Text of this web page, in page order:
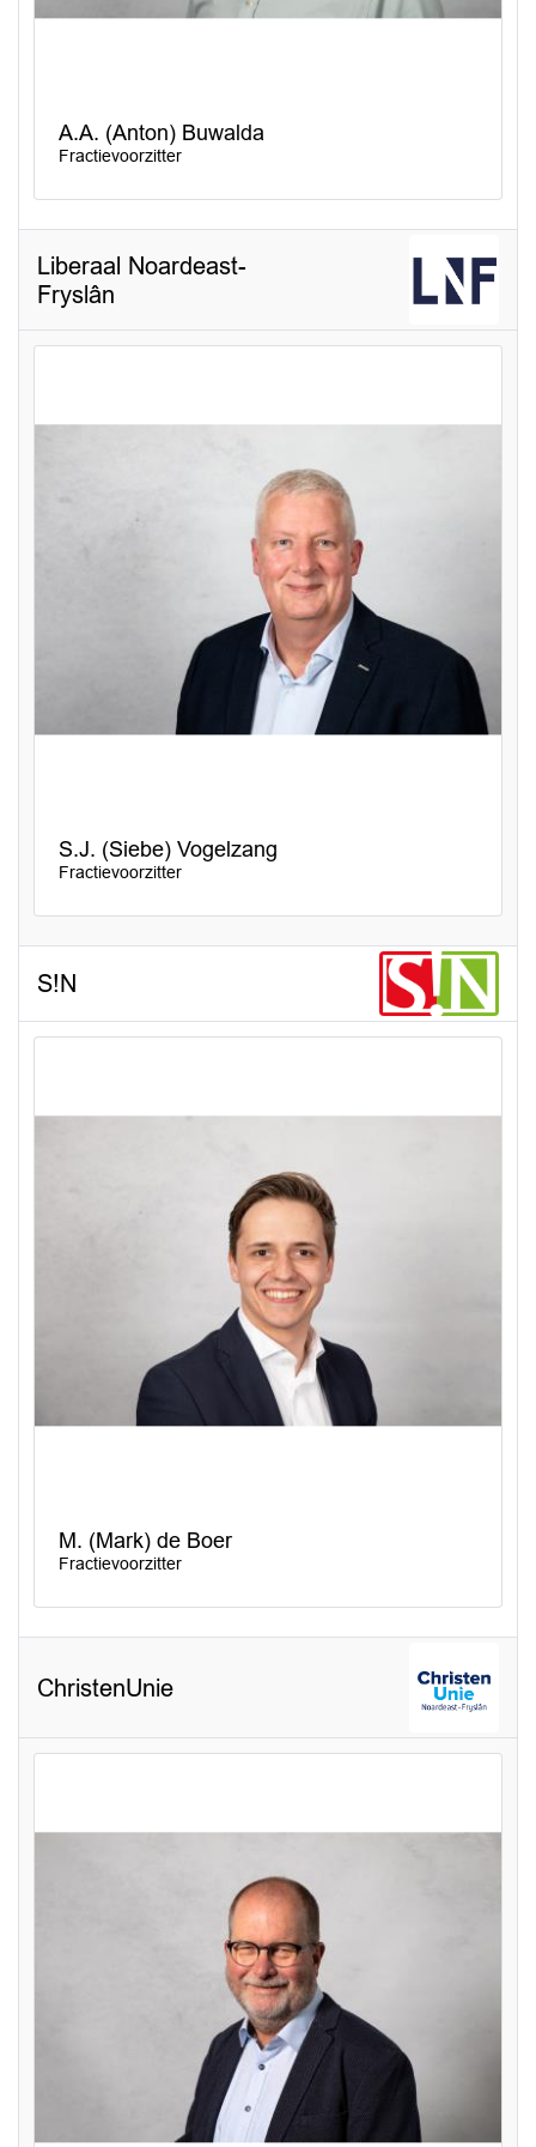
A.A. (Anton) Buwalda
Fractievoorzitter
Liberaal Noardeast-
Fryslân
S.J. (Siebe) Vogelzang
Fractievoorzitter
S!N
M. (Mark) de Boer
Fractievoorzitter
ChristenUnie